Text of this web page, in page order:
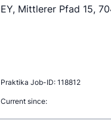
EY, Mittlerer Pfad 15,
Praktika Job-ID: 118812
Current since: